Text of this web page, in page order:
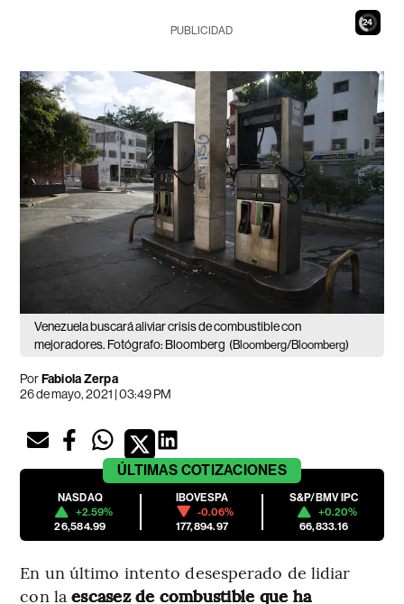
22
PUBLICIDAD
Venezuela buscará aliviar crisis de combustible con
mejoradores. Fotógrafo: Bloomberg (Bloomberg/Bloomberg)
PorFabiola Zerpa
26 de mayo, 2021 | 03:49 PM
ÚLTIMAS COTIZACIONES
NASDAQ
+2.59%
26,584.99
IBOVESPA
-0.06%
177,894.97
S&P/BMV IPC
+0.20%
66,833.16
En un último intento desesperado de lidiar
con laescasez de combustible que ha